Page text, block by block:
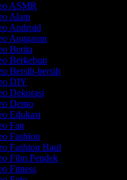
ASMR
Alam
Android
Anggaran
Berita
Berkebun
Bersih-bersih
DIY
Dekorasi
Demo
Edukasi
Fan
Fashion
Fashion Haul
Film Pendek
Fitness